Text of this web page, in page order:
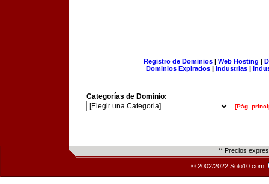
Registro de Dominios| Web Hosting |
Dominios Expirados | Industrias |
Categorías de Dominio:
[Pág.
** Precios
© 2002/2022 Solo10.com